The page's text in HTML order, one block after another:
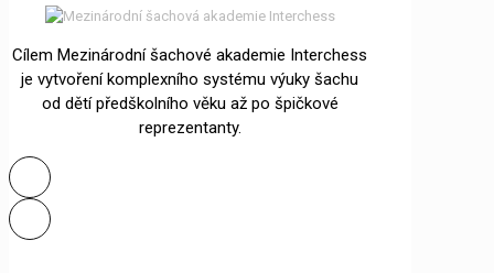
Cílem Mezinárodní šachové akademie Interchess
je vytvoření komplexního systému výuky šachu
od dětí předškolního věku až po špičkové
reprezentanty.